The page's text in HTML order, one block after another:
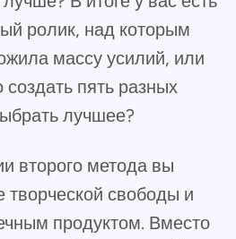
ролик, над которым
массу усилий, или
пять разных
лучшее?
второго метода вы
творческой свободы и
продуктом. Вместо